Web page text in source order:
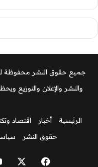
جميع حقوق النشر محفوظة
والنشر والإعلان والتوزيع
الرئيسية
أخبار اقتصاد
حقوق النشر
فيسبوك